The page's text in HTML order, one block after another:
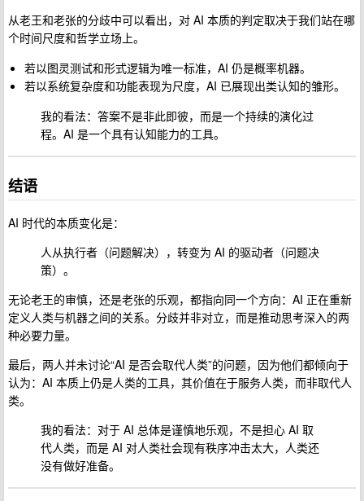
从老王和老张的分歧中可以看出，对 AI 本质的判定取决于我们站在哪
个时间尺度和哲学立场上。
若以图灵测试和形式逻辑为唯一标准，AI 仍是概率机器。
若以系统复杂度和功能表现为尺度，AI 已展现出类认知的雏形。
我的看法：答案不是非此即彼，而是一个持续的演化过
程。AI 是一个具有认知能力的工具。
结语
AI 时代的本质变化是：
人从执行者（问题解决），转变为 AI 的驱动者（问题决
策）。
无论老王的审慎，还是老张的乐观，都指向同一个方向：AI 正在重新
定义人类与机器之间的关系。分歧并非对立，而是推动思考深入的两
种必要力量。
最后，两人并未讨论“AI 是否会取代人类”的问题，因为他们都倾向于
认为：AI 本质上仍是人类的工具，其价值在于服务人类，而非取代人
类。
我的看法：对于 AI 总体是谨慎地乐观，不是担心 AI 取
代人类，而是 AI 对人类社会现有秩序冲击太大，人类还
没有做好准备。